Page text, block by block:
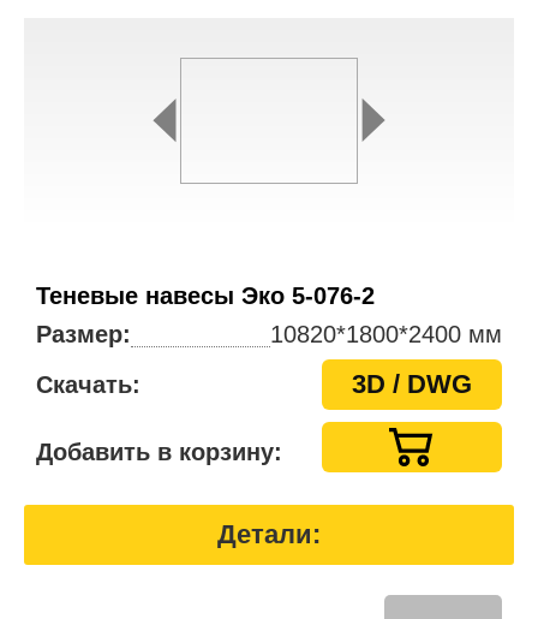
Теневые навесы Эко 5-076-2
Размер:
10820*1800*2400 мм
Скачать:
3D / DWG
Добавить в корзину:
Детали: